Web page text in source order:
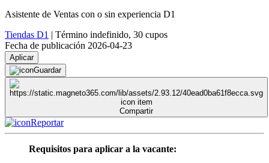
Asistente de Ventas con o sin experiencia D1
Tiendas D1 | Término indefinido, 30 cupos
Fecha de publicación 2026-04-23
Aplicar
Guardar
Compartir
Reportar
Requisitos para aplicar a la vacante: